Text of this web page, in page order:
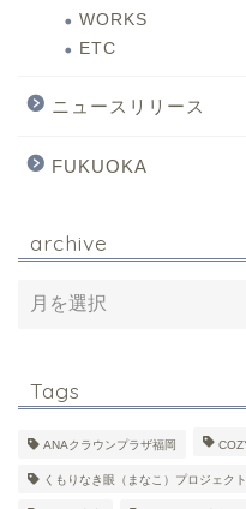
WORKS
ETC
ニュースリリース
FUKUOKA
archive
Tags
ANAクラウンプラザ福岡
くもりなき眼（まなこ）プロジェクト